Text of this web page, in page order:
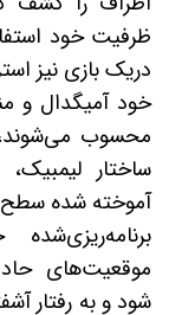
ظرفیت خود
دریک بازی نیز
خود آمیگدال و
محسوب می‌شوند،
ساختار
آموخته شده سطح
موقعیت‌های
شود و به رفتار